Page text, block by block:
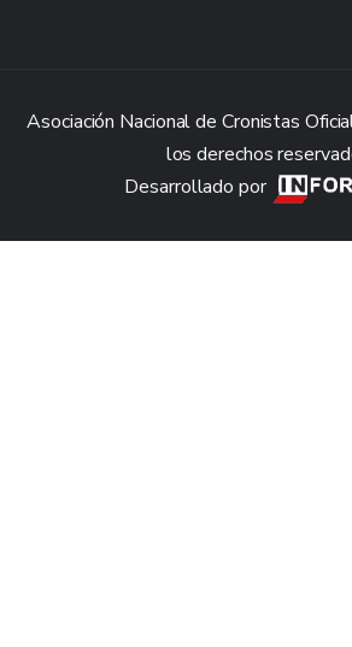
Asociación Nacional de Cronistas
los derechos
Desarrollado por